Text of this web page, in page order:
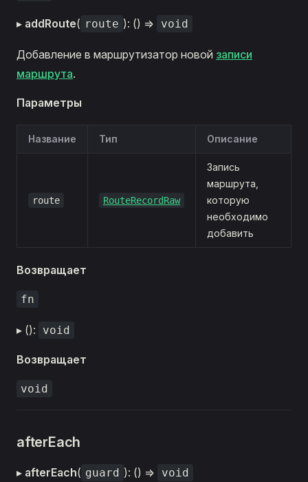
▸ addRoute( route ): () => void
Добавление в маршрутизатор новой записи
маршрута.
Параметры
Название Тип Описание
route RouteRecordRaw
Запись
маршрута,
которую
необходимо
добавить
Возвращает
fn
▸ (): void
Возвращает
void
afterEach
▸ afterEach( guard ): () => void